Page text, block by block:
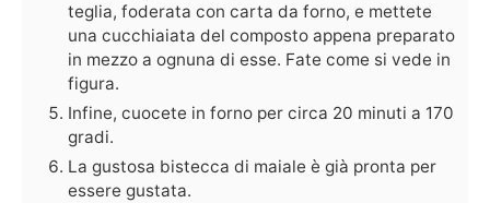
teglia, foderata con carta da forno, e mettete
una cucchiaiata del composto appena preparato
in mezzo a ognuna di esse. Fate come si vede in
figura.
Infine, cuocete in forno per circa 20 minuti a 170
gradi.
La gustosa bistecca di maiale è già pronta per
essere gustata.